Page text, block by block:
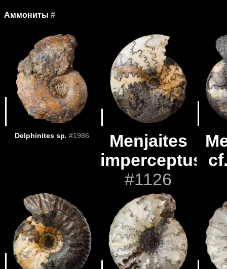
Аммониты #
Delphinites sp. #1986
Menjaites
imperceptus
#1126